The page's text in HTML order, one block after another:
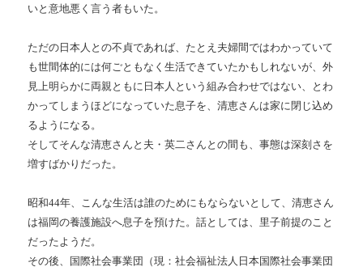
いと意地悪く言う者もいた。
ただの日本人との不貞であれば、たとえ夫婦間ではわかっていて
も世間体的には何ごともなく生活できていたかもしれないが、外
見上明らかに両親ともに日本人という組み合わせではない、とわ
かってしまうほどになっていた息子を、清恵さんは家に閉じ込め
るようになる。
そしてそんな清恵さんと夫・英二さんとの間も、事態は深刻さを
増すばかりだった。
昭和44年、こんな生活は誰のためにもならないとして、清恵さん
は福岡の養護施設へ息子を預けた。話としては、里子前提のこと
だったようだ。
その後、国際社会事業団（現：社会福祉法人日本国際社会事業団